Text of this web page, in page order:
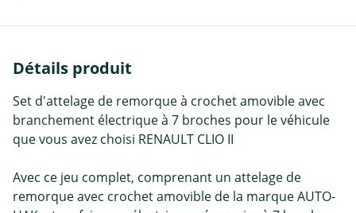
Détails produit
Set d'attelage de remorque à crochet amovible avec
branchement électrique à 7 broches pour le véhicule
que vous avez choisi RENAULT CLIO II
Avec ce jeu complet, comprenant un attelage de
remorque avec crochet amovible de la marque AUTO-